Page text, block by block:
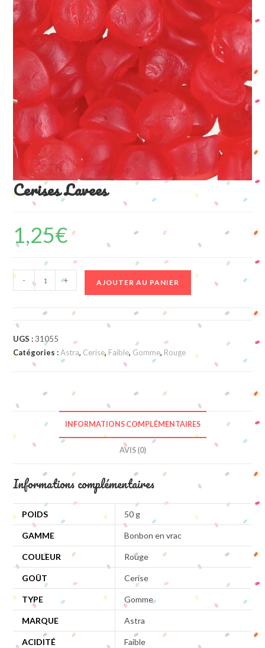
Cerises Lavees
1,25€
quantité
de
- + AJOUTER AU PANIER
UGS : 31055
Catégories :Astra, Cerise, Faible, Gomme, Rouge
INFORMATIONS COMPLÉMENTAIRES
AVIS (0)
Informations complémentaires
POIDS 50 g
GAMME Bonbon en vrac
COULEUR Rouge
GOÛT Cerise
TYPE Gomme
MARQUE Astra
ACIDITÉ Faible